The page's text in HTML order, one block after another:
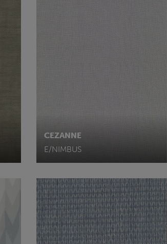
CEZANNE
E/NIMBUS